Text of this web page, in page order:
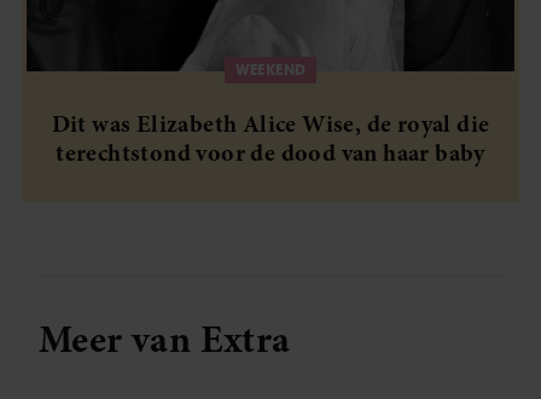
WEEKEND
Dit was Elizabeth Alice Wise, de royal die
terechtstond voor de dood van haar baby
Meer van Extra